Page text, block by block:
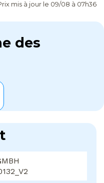
mis à jour le 09/08 à 07h36
des